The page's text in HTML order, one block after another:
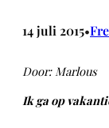
14 juli 2015•
Door: Marlous
Ik ga op